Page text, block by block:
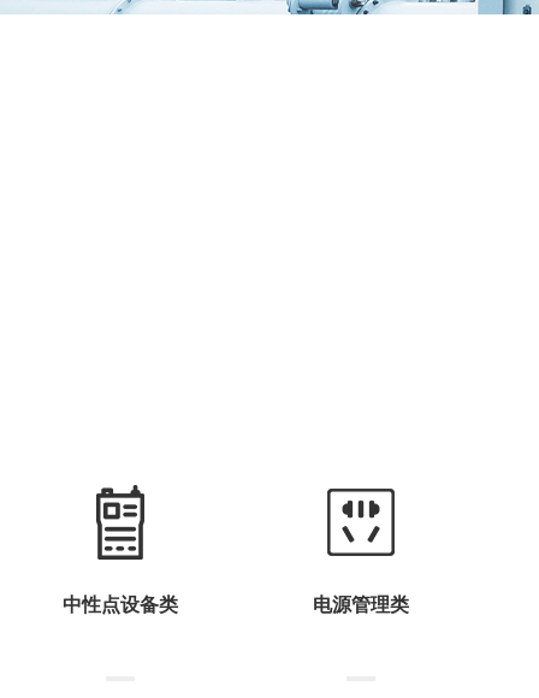
中性点设备类 电源管理类